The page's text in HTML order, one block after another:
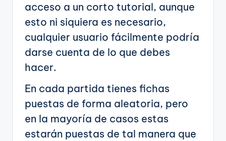
acceso a un corto tutorial, aunque
esto ni siquiera es necesario,
cualquier usuario fácilmente podría
darse cuenta de lo que debes
hacer.
En cada partida tienes fichas
puestas de forma aleatoria, pero
en la mayoría de casos estas
estarán puestas de tal manera que